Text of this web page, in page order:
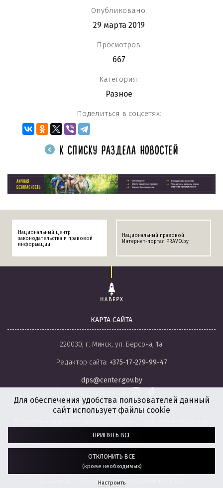
Опубликовано:
29 марта 2019
Просмотров:
667
Категория:
Разное
Поделиться в соцсетях:
К СПИСКУ РАЗДЕЛА НОВОСТЕЙ
Национальный центр
законодательства и правовой
информации
Национальный правовой
Интернет-портал PRAVO.by
НАВЕРХ
КАРТА САЙТА
220030, г. Минск, ул. Берсона, 1а.
Редактор сайта: +375-17-279-99-47
dps@center.gov.by
Разработка сайта: агентство
“ГЕНШТАБ”
Дизайн сайта обновлен при поддержке ЮНИСЕФ.
Для обеспечения удобства пользователей данный
сайт использует файлы cookie
ПРИНЯТЬ ВСЕ
ОТКЛОНИТЬ ВСЕ
(кроме необходимых)
Настроить